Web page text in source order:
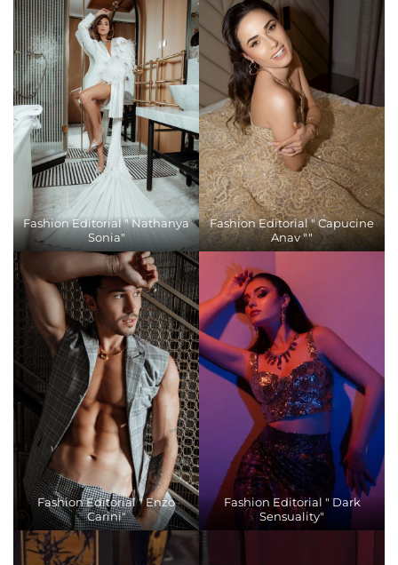
Fashion Editorial " Nathanya
Sonia"
Fashion Editorial " Capucine
Anav ""
Fashion Editorial " Enzo
Carini"
Fashion Editorial " Dark
Sensuality"